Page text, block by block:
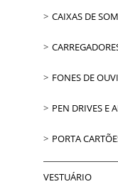
CAIXAS DE
FONES DE
PEN DRIVES E
PORTA
VESTUÁRIO